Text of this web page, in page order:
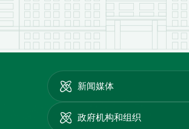
新闻媒体
政府机构和组织